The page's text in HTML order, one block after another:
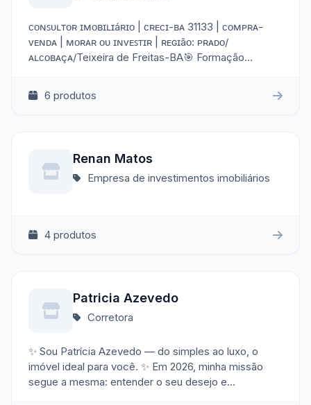
ᴄᴏɴꜱᴜʟᴛᴏʀ ɪᴍᴏʙɪʟɪáʀɪᴏ | ᴄʀᴇᴄɪ-ʙᴀ 31133 | ᴄᴏᴍᴘʀᴀ-
ᴠᴇɴᴅᴀ | ᴍᴏʀᴀʀ ᴏᴜ ɪɴᴠᴇꜱᴛɪʀ | ʀᴇɢɪãᴏ: ᴘʀᴀᴅᴏ/
ᴀʟᴄᴏʙᴀçᴀ/Teixeira de Freitas-BA🎯 Formação
@renatoinvestimentosnolitoral
6 produtos
Renan Matos
Empresa de investimentos imobiliários
4 produtos
Patricia Azevedo
Corretora
✨ Sou Patrícia Azevedo — do simples ao luxo, o
imóvel ideal para você. ✨ Em 2026, minha missão
segue a mesma: entender o seu desejo e